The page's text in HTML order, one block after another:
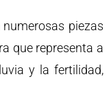
piezas
que representa a
y la fertilidad,